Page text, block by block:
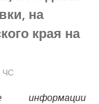
на
края на
ЧС
информации